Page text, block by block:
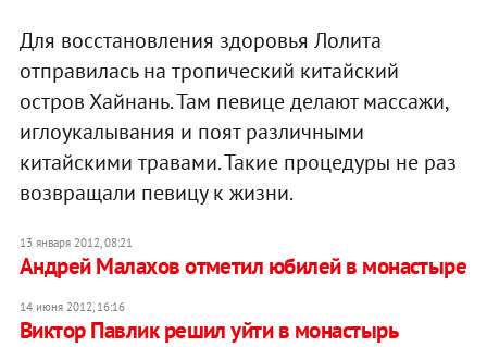
Для восстановления здоровья Лолита
отправилась на тропический китайский
остров Хайнань. Там певице делают массажи,
иглоукалывания и поят различными
китайскими травами. Такие процедуры не раз
возвращали певицу к жизни.
13 января 2012, 08:21
Андрей Малахов отметил юбилей в монастыре
14 июня 2012, 16:16
Виктор Павлик решил уйти в монастырь